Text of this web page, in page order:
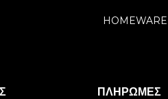
HOMEWARE
ΠΛΗΡΩΜΈΣ